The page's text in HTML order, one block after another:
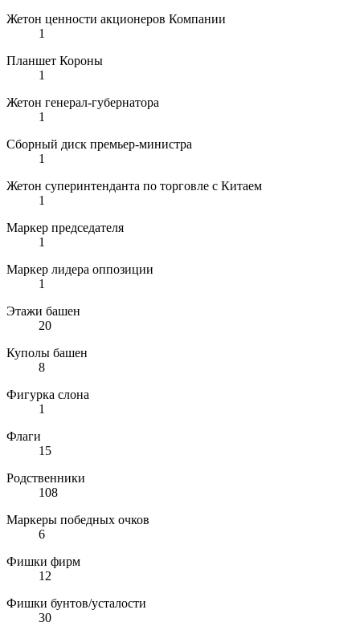
Жетон ценности акционеров Компании
1
Планшет Короны
1
Жетон генерал-губернатора
1
Сборный диск премьер-министра
1
Жетон суперинтенданта по торговле с Китаем
1
Маркер председателя
1
Маркер лидера оппозиции
1
Этажи башен
20
Куполы башен
8
Фигурка слона
1
Флаги
15
Родственники
108
Маркеры победных очков
6
Фишки фирм
12
Фишки бунтов/усталости
30